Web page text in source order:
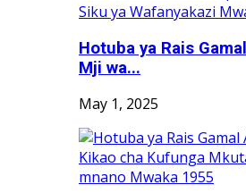
Hotuba ya Rais
Mji wa...
May 1, 2025